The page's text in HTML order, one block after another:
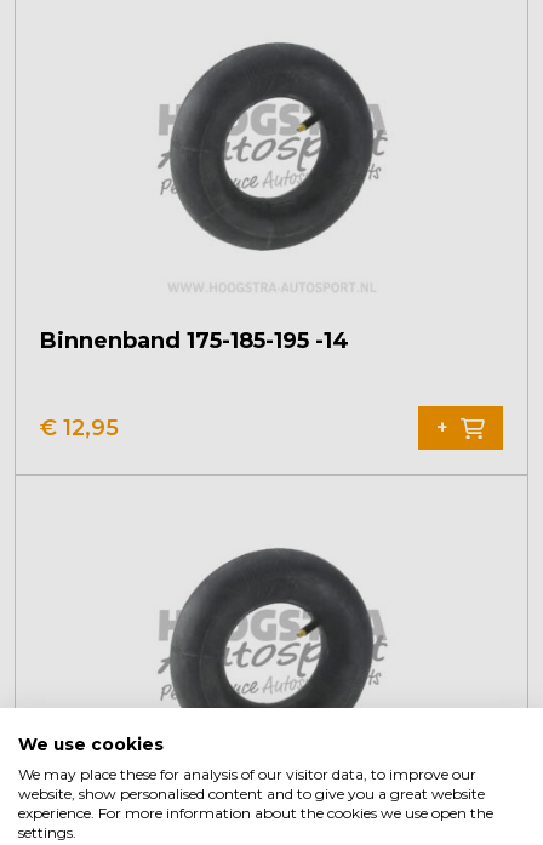
Binnenband 175-185-195 -14
€ 12,95 +
We use cookies
We may place these for analysis of our visitor data, to improve our
website, show personalised content and to give you a great website
experience. For more information about the cookies we use open the
settings.